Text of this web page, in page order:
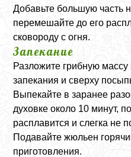
Добавьте большую часть
перемешайте до его
сковороду с огня.
Запекание
Разложите грибную
запекания и сверху
Выпекайте в заранее
духовке около 10 минут,
расплавится и слегка не
Подавайте жюльен
приготовления.